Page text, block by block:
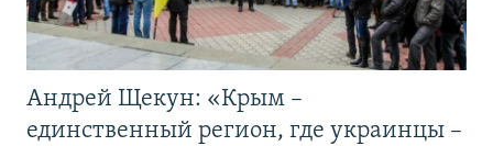
Андрей Щекун: «Крым –
единственный регион, где украинцы –